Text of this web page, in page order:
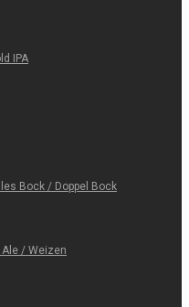
IPA
Bock / Doppel Bock
/ Weizen